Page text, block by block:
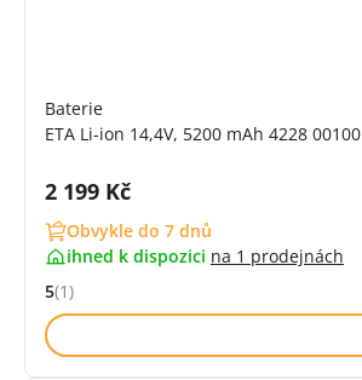
Baterie
ETA Li-ion 14,4V, 5200 mAh 4228 00100
Cena s DPH:
2 199 Kč
Obvykle do 7 dnů
ihned k dispozici na 1 prodejnách
Hodnocení: 5 z 5 (1 recenzí)
5(1)